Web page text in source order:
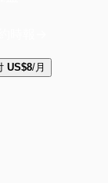
US$8/月